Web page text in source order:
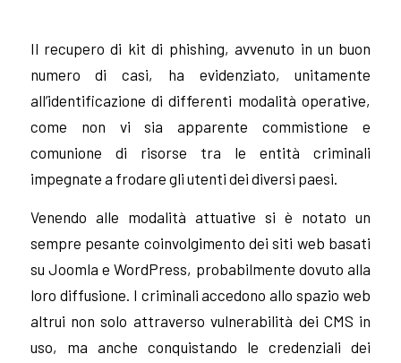
Il recupero di kit di phishing, avvenuto in un buon
numero di casi, ha evidenziato, unitamente
all’identificazione di differenti modalità operative,
come non vi sia apparente commistione e
comunione di risorse tra le entità criminali
impegnate a frodare gli utenti dei diversi paesi.
Venendo alle modalità attuative si è notato un
sempre pesante coinvolgimento dei siti web basati
su Joomla e WordPress, probabilmente dovuto alla
loro diffusione. I criminali accedono allo spazio web
altrui non solo attraverso vulnerabilità dei CMS in
uso, ma anche conquistando le credenziali dei